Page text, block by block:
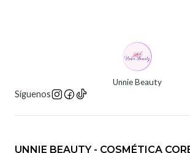
Unnie Beauty
Síguenos
UNNIE BEAUTY - COSMÉTICA